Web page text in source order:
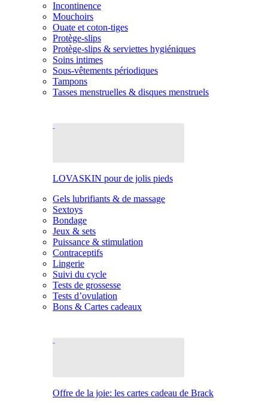
Incontinence
Mouchoirs
Ouate et coton-tiges
Protège-slips
Protège-slips & serviettes hygiéniques
Soins intimes
Sous-vêtements périodiques
Tampons
Tasses menstruelles & disques menstruels
LOVASKIN pour de jolis pieds
Gels lubrifiants & de massage
Sextoys
Bondage
Jeux & sets
Puissance & stimulation
Contraceptifs
Lingerie
Suivi du cycle
Tests de grossesse
Tests d’ovulation
Bons & Cartes cadeaux
Offre de la joie: les cartes cadeau de Brack